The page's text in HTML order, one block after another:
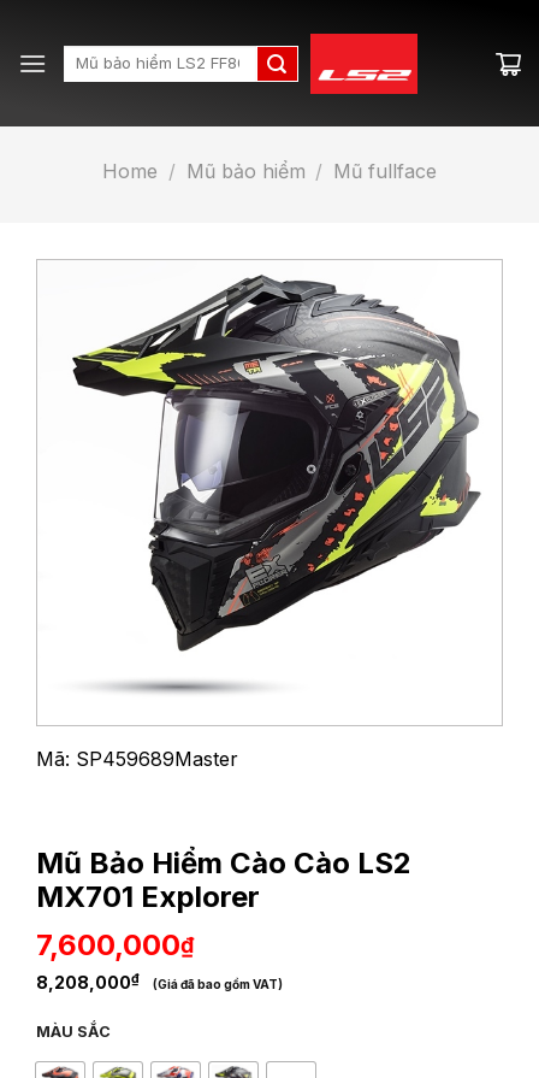
content
Search
for:
Home / Mũ bảo hiểm / Mũ fullface
Mã: SP459689Master
Mũ Bảo Hiểm Cào Cào LS2
MX701 Explorer
7,600,000₫
8,208,000₫ (Giá đã bao gồm VAT)
MÀU SẮC